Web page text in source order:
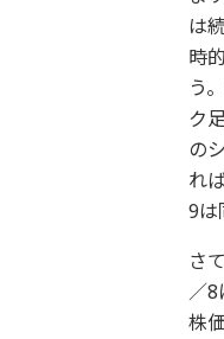
は
時
う
ク
の
れ
9は
さ
／8
株